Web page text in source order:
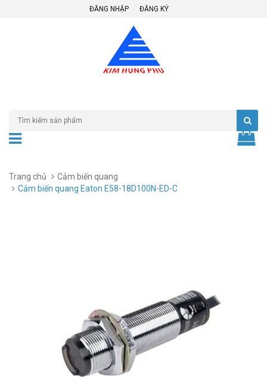
ĐĂNG NHẬP ĐĂNG KÝ
Trang chủ
Cảm biến quang
Cảm biến quang Eaton E58-18D100N-ED-C